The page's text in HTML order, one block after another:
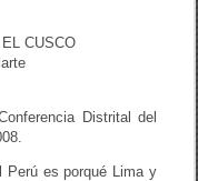
CUSCO
Distrital del
Perú es porqué Lima y